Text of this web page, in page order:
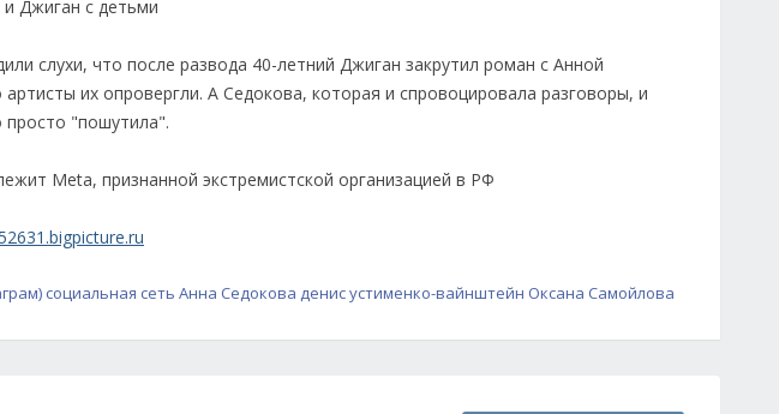
Джиган с детьми
слухи, что после развода 40-летний Джиган закрутил роман с Анной
их опровергли. А Седокова, которая и спровоцировала разговоры, и
просто "пошутила".
Meta, признанной экстремистской организацией в РФ
социальная сеть Анна Седокова денис устименко-вайнштейн Оксана Самойлова